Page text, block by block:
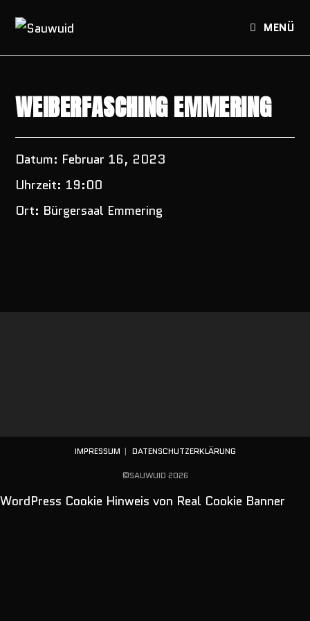
Inhalt
MENÜ
WEIBERFASCHING EMMERING
Datum: Februar 16, 2023
Uhrzeit: 19:00
Ort: Bürgersaal Emmering
IMPRESSUM DATENSCHUTZERKLÄRUNG
©SAUWUID 2026
WordPress Cookie Hinweis von Real Cookie Banner